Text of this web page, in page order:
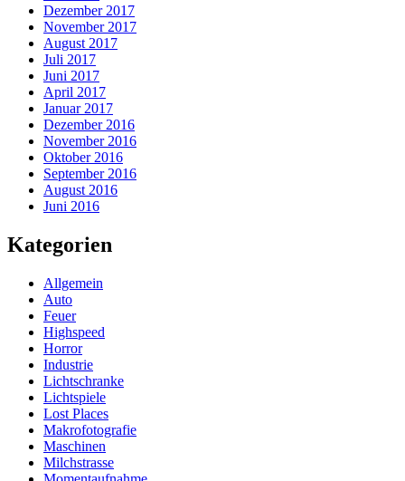
Dezember 2017
November 2017
August 2017
Juli 2017
Juni 2017
April 2017
Januar 2017
Dezember 2016
November 2016
Oktober 2016
September 2016
August 2016
Juni 2016
Kategorien
Allgemein
Auto
Feuer
Highspeed
Horror
Industrie
Lichtschranke
Lichtspiele
Lost Places
Makrofotografie
Maschinen
Milchstrasse